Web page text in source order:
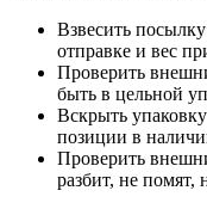
Взвесить
отправке и вес
Проверить
быть в цельной
Вскрыть
позиции в
Проверить
разбит, не помят,